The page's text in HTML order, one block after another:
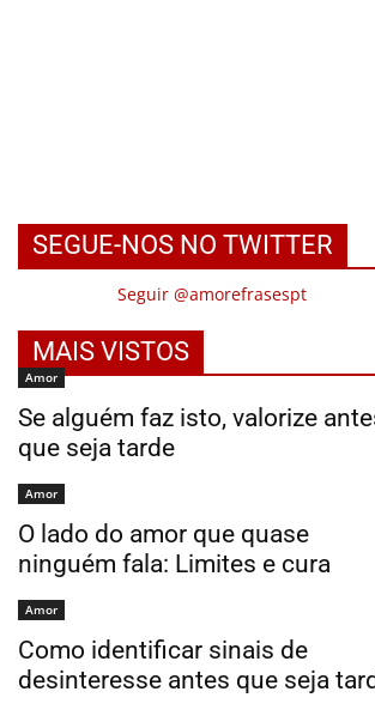
SEGUE-NOS NO TWITTER
Seguir @amorefrasespt
MAIS VISTOS
Amor
Se alguém faz isto, valorize
que seja tarde
Amor
O lado do amor que quase
ninguém fala: Limites e cura
Amor
Como identificar sinais de
desinteresse antes que seja